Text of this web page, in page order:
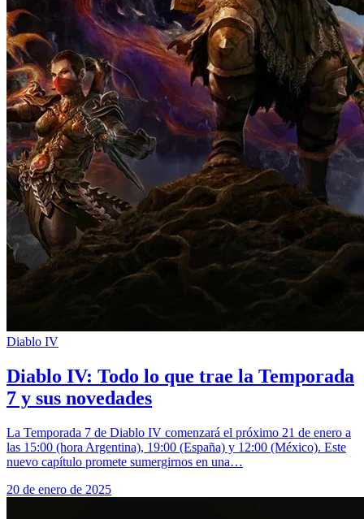
Diablo IV
Diablo IV: Todo lo que trae la Temporada
7 y sus novedades
La Temporada 7 de Diablo IV comenzará el próximo 21 de enero a
las 15:00 (hora Argentina), 19:00 (España) y 12:00 (México). Este
nuevo capítulo promete sumergirnos en una…
20 de enero de 2025